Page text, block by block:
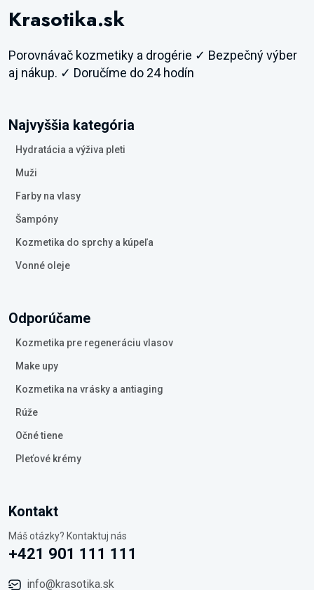
Krasotika.sk
Porovnávač kozmetiky a drogérie ✓ Bezpečný výber
aj nákup. ✓ Doručíme do 24 hodín
Najvyššia kategória
Hydratácia a výživa pleti
Muži
Farby na vlasy
Šampóny
Kozmetika do sprchy a kúpeľa
Vonné oleje
Odporúčame
Kozmetika pre regeneráciu vlasov
Make upy
Kozmetika na vrásky a antiaging
Rúže
Očné tiene
Pleťové krémy
Kontakt
Máš otázky? Kontaktuj nás
+421 901 111 111
info@krasotika.sk